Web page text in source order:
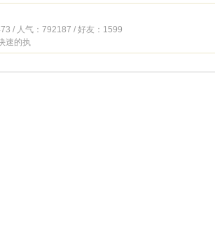
/ 人气：792187 / 好友：1599
速的执